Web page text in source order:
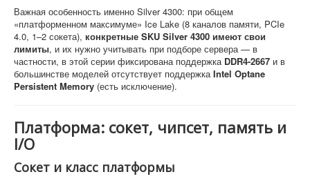
Важная особенность именно Silver 4300: при общем
«платформенном максимуме» Ice Lake (8 каналов памяти, PCIe
4.0, 1–2 сокета), конкретные SKU Silver 4300 имеют свои
лимиты, и их нужно учитывать при подборе сервера — в
частности, в этой серии фиксирована поддержка DDR4-2667 и в
большинстве моделей отсутствует поддержкаIntel Optane
Persistent Memory (есть исключение).
Платформа: сокет, чипсет, память и
I/O
Сокет и класс платформы